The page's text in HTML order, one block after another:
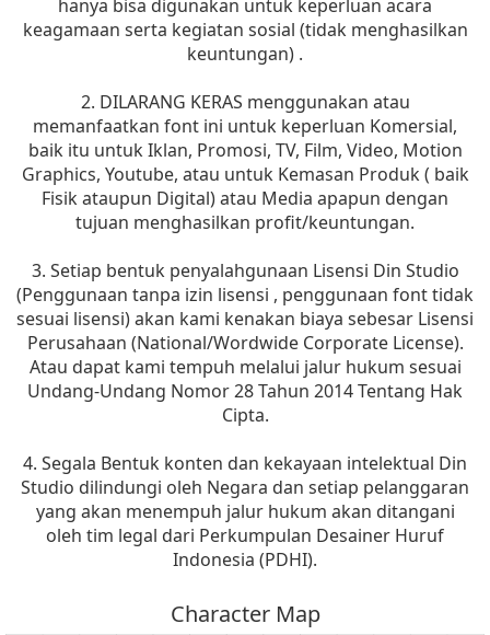
hanya bisa digunakan untuk keperluan acara
keagamaan serta kegiatan sosial (tidak menghasilkan
keuntungan) .
2. DILARANG KERAS menggunakan atau
memanfaatkan font ini untuk keperluan Komersial,
baik itu untuk Iklan, Promosi, TV, Film, Video, Motion
Graphics, Youtube, atau untuk Kemasan Produk ( baik
Fisik ataupun Digital) atau Media apapun dengan
tujuan menghasilkan profit/keuntungan.
3. Setiap bentuk penyalahgunaan Lisensi Din Studio
(Penggunaan tanpa izin lisensi , penggunaan font tidak
sesuai lisensi) akan kami kenakan biaya sebesar Lisensi
Perusahaan (National/Wordwide Corporate License).
Atau dapat kami tempuh melalui jalur hukum sesuai
Undang-Undang Nomor 28 Tahun 2014 Tentang Hak
Cipta.
4. Segala Bentuk konten dan kekayaan intelektual Din
Studio dilindungi oleh Negara dan setiap pelanggaran
yang akan menempuh jalur hukum akan ditangani
oleh tim legal dari Perkumpulan Desainer Huruf
Indonesia (PDHI).
Character Map